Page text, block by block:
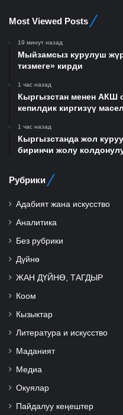
Most Viewed Posts
19 минут назад
Мыйзамсыз курулуш
тизмеге» кирди
1 час назад
Кыргызстан менен АКШ
кепилдик киргизүү
1 час назад
Кыргызстанда жол
биринчи жолу
Рубрики
Адабият жана искусство
Аналитика
Без рубрики
Дүйнө
ЖАН ДҮЙНӨ, ТАГДЫР
Коом
Кызыктар
Литература и искусство
Маданият
Медиа
Окуялар
Пайдалуу кеңештер